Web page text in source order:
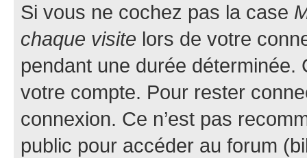
Si vous ne cochez pas la case
chaque visite lors de votre
pendant une durée déterminée.
votre compte. Pour rester
connexion. Ce n’est pas
public pour accéder au forum